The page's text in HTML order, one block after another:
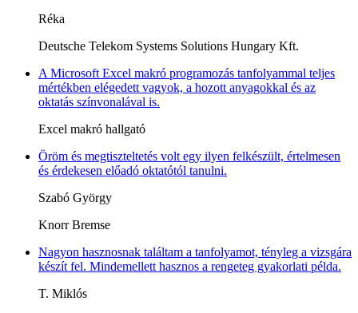
Réka
Deutsche Telekom Systems Solutions Hungary Kft.
A Microsoft Excel makró programozás tanfolyammal teljes
mértékben elégedett vagyok, a hozott anyagokkal és az
oktatás színvonalával is.
Excel makró hallgató
Öröm és megtiszteltetés volt egy ilyen felkészült, értelmesen
és érdekesen előadó oktatótól tanulni.
Szabó György
Knorr Bremse
Nagyon hasznosnak találtam a tanfolyamot, tényleg a vizsgára
készít fel. Mindemellett hasznos a rengeteg gyakorlati példa.
T. Miklós